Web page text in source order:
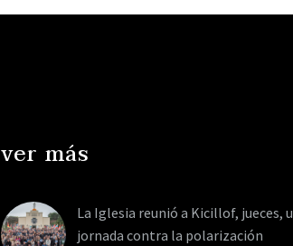
continuidad…
ver más
La Iglesia reunió a Kicillof, jueces,
jornada contra la polarización